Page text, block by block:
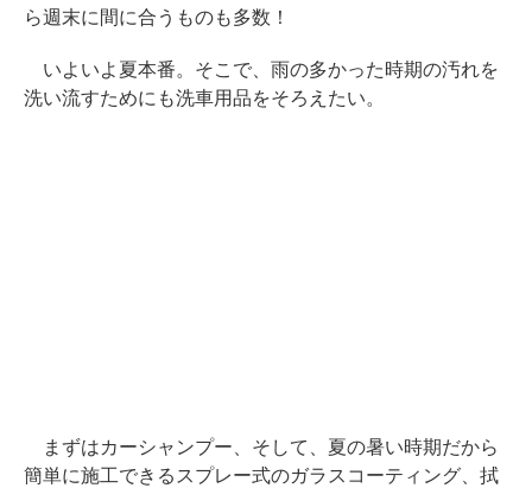
ら週末に間に合うものも多数！
いよいよ夏本番。そこで、雨の多かった時期の汚れを
洗い流すためにも洗車用品をそろえたい。
まずはカーシャンプー、そして、夏の暑い時期だから
簡単に施工できるスプレー式のガラスコーティング、拭